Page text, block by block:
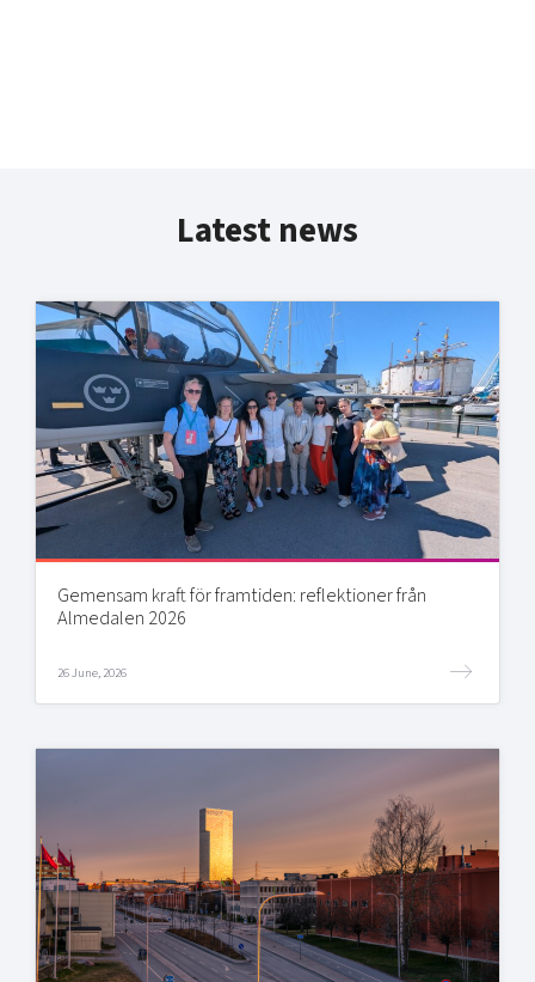
Latest news
Gemensam kraft för framtiden: reflektioner från
Almedalen 2026
26 June, 2026